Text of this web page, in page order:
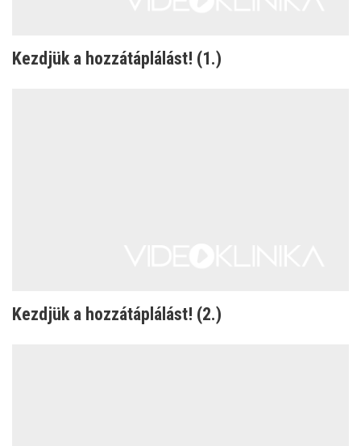
Kezdjük a hozzátáplálást! (1.)
Kezdjük a hozzátáplálást! (2.)